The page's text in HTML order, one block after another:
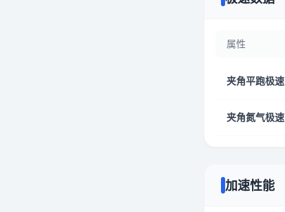
属性
夹角平跑极速
夹角氮气极速
加速性能